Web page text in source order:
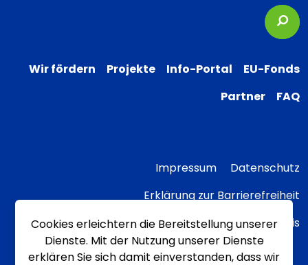
Wir fördern Projekte Info-Portal
EU-Fonds
Partner
FAQ
Impressum
Datenschutz
Erklärung zur Barrierefreiheit
Transparenzhinweis
Cookies erleichtern die Bereitstellung unserer
Dienste. Mit der Nutzung unserer Dienste
erklären Sie sich damit einverstanden, dass wir